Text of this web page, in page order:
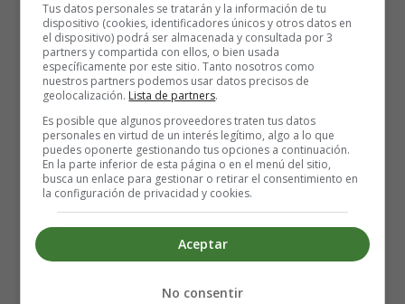
Detalles
Estefanía Morera
Tus datos personales se tratarán y la información de tu
dispositivo (cookies, identificadores únicos y otros datos en
el dispositivo) podrá ser almacenada y consultada por 3
partners y compartida con ellos, o bien usada
específicamente por este sitio. Tanto nosotros como
nuestros partners podemos usar datos precisos de
geolocalización. Lista de partners.
Es posible que algunos proveedores traten tus datos
personales en virtud de un interés legítimo, algo a lo que
puedes oponerte gestionando tus opciones a continuación.
En la parte inferior de esta página o en el menú del sitio,
busca un enlace para gestionar o retirar el consentimiento en
la configuración de privacidad y cookies.
Aceptar
No consentir